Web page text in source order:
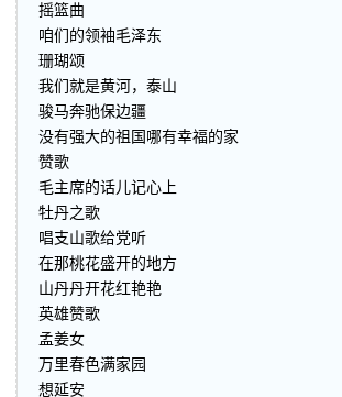
摇篮曲
咱们的领袖毛泽东
珊瑚颂
我们就是黄河，泰山
骏马奔驰保边疆
没有强大的祖国哪有幸福的家
赞歌
毛主席的话儿记心上
牡丹之歌
唱支山歌给党听
在那桃花盛开的地方
山丹丹开花红艳艳
英雄赞歌
孟姜女
万里春色满家园
想延安